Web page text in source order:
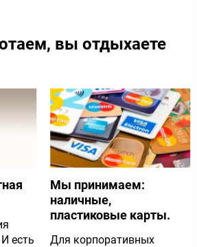
вы отдыхаете
есть
Мы принимаем:
наличные,
пластиковые карты.
Для корпоративных